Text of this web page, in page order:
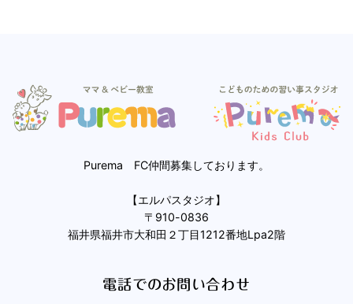
Purema FC仲間募集しております。
【エルパスタジオ】
〒910-0836
福井県福井市大和田２丁目1212番地Lpa2階
電話でのお問い合わせ